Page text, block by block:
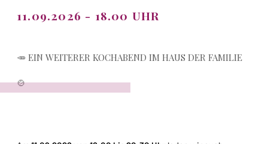
11.09.2026 - 18.00 UHR
🥕 EIN WEITERER KOCHABEND IM HAUS DER FAMILIE
🍲